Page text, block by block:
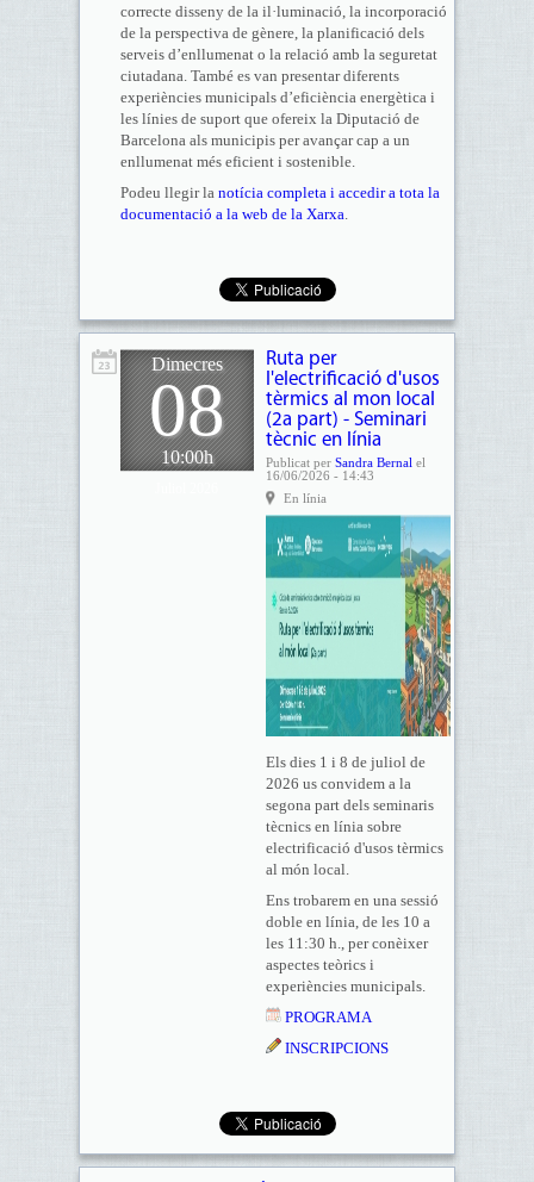
correcte disseny de la il·luminació, la incorporació
de la perspectiva de gènere, la planificació dels
serveis d’enllumenat o la relació amb la seguretat
ciutadana. També es van presentar diferents
experiències municipals d’eficiència energètica i
les línies de suport que ofereix la Diputació de
Barcelona als municipis per avançar cap a un
enllumenat més eficient i sostenible.
Podeu llegir la notícia completa i accedir a tota la
documentació a la web de la Xarxa.
Dimecres
08
10:00h
Ruta per
l'electrificació d'usos
tèrmics al mon local
(2a part) - Seminari
tècnic en línia
Publicat per Sandra Bernal el
16/06/2026 - 14:43
En línia
Els dies 1 i 8 de juliol de
2026 us convidem a la
segona part dels seminaris
tècnics en línia sobre
electrificació d'usos tèrmics
al món local.
Ens trobarem en una sessió
doble en línia, de les 10 a
les 11:30 h., per conèixer
aspectes teòrics i
experiències municipals.
PROGRAMA
INSCRIPCIONS